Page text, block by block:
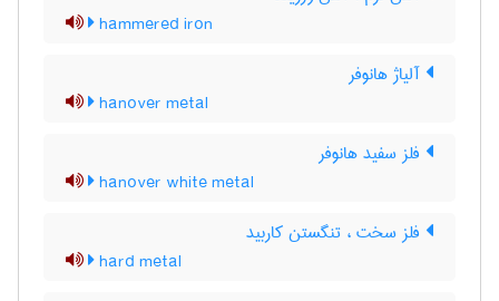
hammered iron
آلیاژ هانوفر
hanover metal
فلز سفید هانوفر
hanover white metal
فلز سخت ، تنگستن کاربید
hard metal